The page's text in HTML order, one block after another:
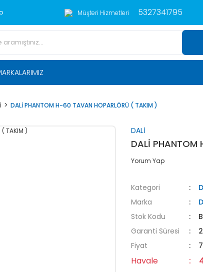
Müşteri Hizmetleri 5327341795
DALİ PHANTOM H-60 TAVAN HOPARLÖRÜ ( TAKIM )
DALİ
DALİ PHANTOM
Yorum Yap
Kategori
Marka
Stok Kodu
Garanti Süresi
Fiyat
Havale